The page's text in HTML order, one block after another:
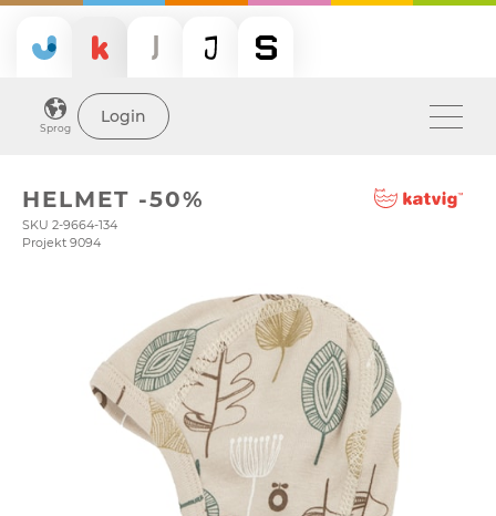
Sprog
Login
HELMET -50%
SKU 2-9664-134
Projekt 9094